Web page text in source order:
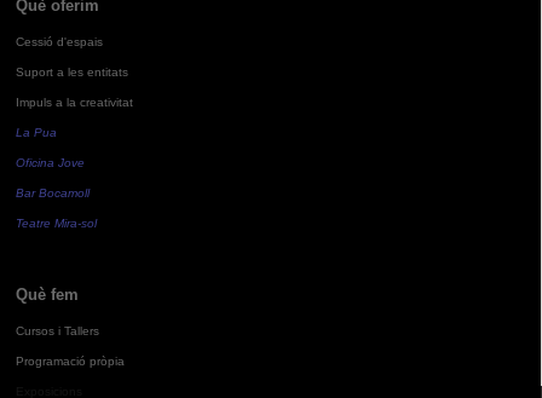
Què oferim
Cessió d'espais
Suport a les entitats
Impuls a la creativitat
La Pua
Oficina Jove
Bar Bocamoll
Teatre Mira-sol
Què fem
Cursos i Tallers
Programació pròpia